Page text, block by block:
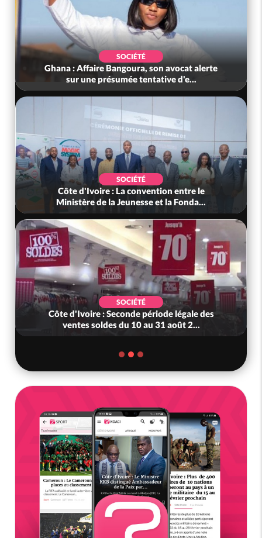
SOCIÉTÉ
Ghana : Affaire Bangoura, son avocat alerte
sur une présumée tentative d'e...
SOCIÉTÉ
Côte d'Ivoire : La convention entre le
Ministère de la Jeunesse et la Fonda...
SOCIÉTÉ
Côte d'Ivoire : Seconde période légale des
ventes soldes du 10 au 31 août 2...